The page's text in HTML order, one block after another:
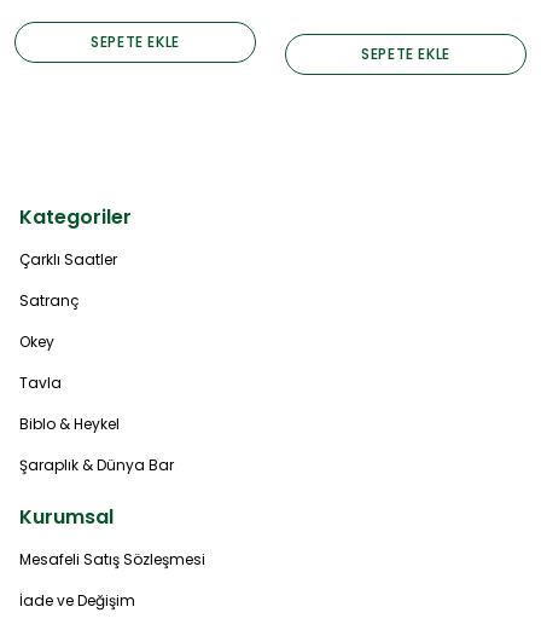
SEPETE EKLE
SEPETE EKLE
Kategoriler
Çarklı Saatler
Satranç
Okey
Tavla
Biblo & Heykel
Şaraplık & Dünya Bar
Kurumsal
Mesafeli Satış Sözleşmesi
İade ve Değişim